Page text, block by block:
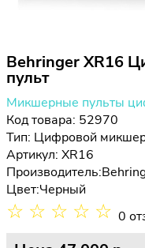
Behringer XR16
пульт
Микшерные пульты
Код товара: 52970
Тип: Цифровой
Артикул: XR16
Производитель:
Цвет:Черный
☆ ☆ ☆ ☆ ☆ 0